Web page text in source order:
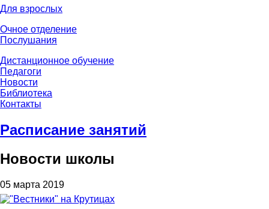
Для взрослых
Очное отделение
Послушания
Дистанционное обучение
Педагоги
Новости
Библиотека
Контакты
Расписание занятий
Новости школы
05 марта 2019